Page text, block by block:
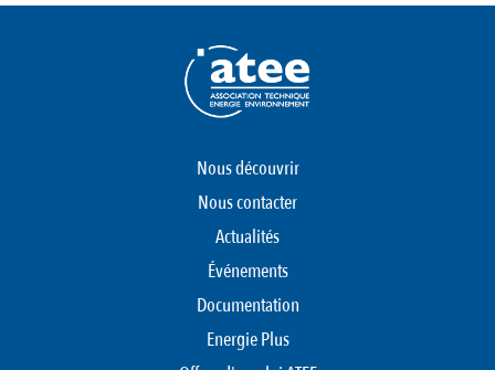
Nous découvrir
Nous contacter
Actualités
Événements
Documentation
Energie Plus